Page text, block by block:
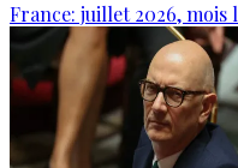
France: juillet 2026, mois